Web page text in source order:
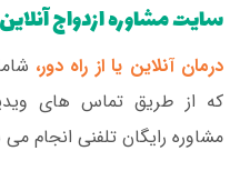
سایت مشاوره ازدواج
درمان آنلاین یا از راه دور،
که از طریق تماس های
مشاوره رایگان تلفنی انجام